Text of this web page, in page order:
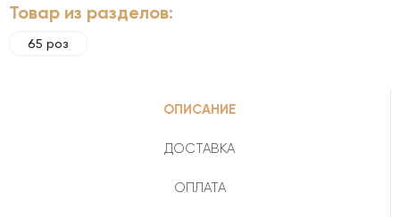
Товар из разделов:
65 роз
ОПИСАНИЕ
ДОСТАВКА
ОПЛАТА